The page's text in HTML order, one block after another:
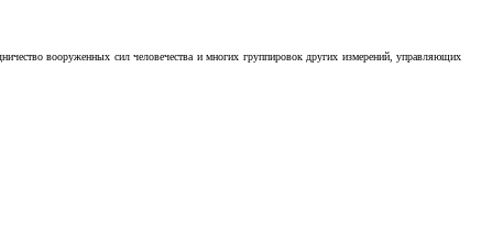
вооруженных сил человечества и многих группировок других измерений, управляющих